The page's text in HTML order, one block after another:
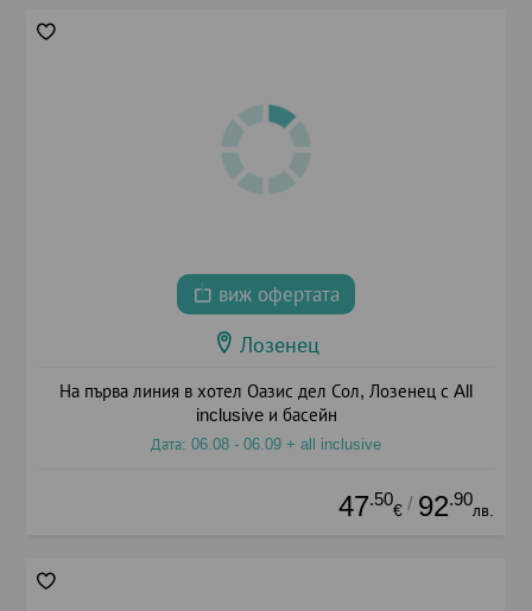
виж офертата
Лозенец
На първа линия в хотел Оазис дел Сол, Лозенец с All
inclusive и басейн
Дата: 06.08 - 06.09 + all inclusive
47.50
€ / 92.90
лв.